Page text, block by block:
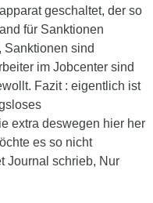
geschaltet, der so
für Sanktionen
Sanktionen sind
im Jobcenter sind
Fazit : eigentlich ist
extra deswegen hier her
es so nicht
Journal schrieb, Nur